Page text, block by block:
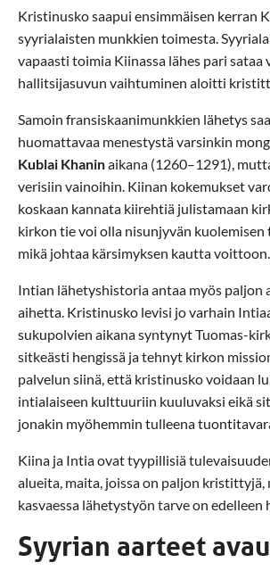
Kristinusko saapui ensimmäisen kerran
syyrialaisten munkkien toimesta.
vapaasti toimia Kiinassa lähes pari sataa
hallitsijasuvun vaihtuminen aloitti
Samoin fransiskaanimunkkien lähetys
huomattavaa menestystä varsinkin
Kublai Khaninaikana (1260–1291),
verisiin vainoihin. Kiinan kokemukset
koskaan kannata kiirehtiä julistamaan
kirkon tie voi olla nisunjyvän kuolemisen
mikä johtaa kärsimyksen kautta voittoon.
Intian lähetyshistoria antaa myös paljon
aihetta. Kristinusko levisi jo varhain
sukupolvien aikana syntynyt Tuomas-
sitkeästi hengissä ja tehnyt kirkon
palvelun siinä, että kristinusko voidaan
intialaiseen kulttuuriin kuuluvaksi eikä
jonakin myöhemmin tulleena
Kiina ja Intia ovat tyypillisiä
alueita, maita, joissa on paljon kristittyjä,
kasvaessa lähetystyön tarve on edelleen
Syyrian aarteet